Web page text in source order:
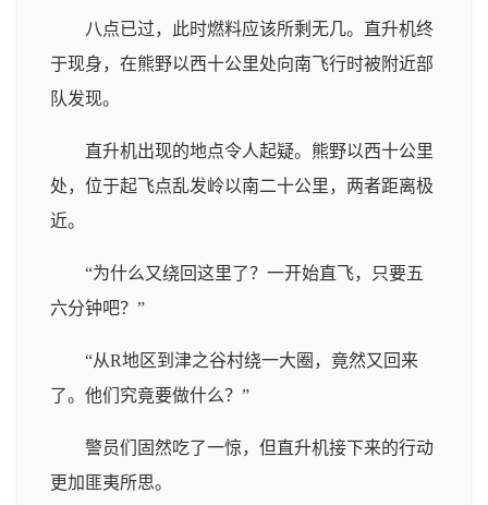
八点已过，此时燃料应该所剩无几。直升机终
于现身，在熊野以西十公里处向南飞行时被附近部
队发现。
直升机出现的地点令人起疑。熊野以西十公里
处，位于起飞点乱发岭以南二十公里，两者距离极
近。
“为什么又绕回这里了？一开始直飞，只要五
六分钟吧？”
“从R地区到津之谷村绕一大圈，竟然又回来
了。他们究竟要做什么？”
警员们固然吃了一惊，但直升机接下来的行动
更加匪夷所思。